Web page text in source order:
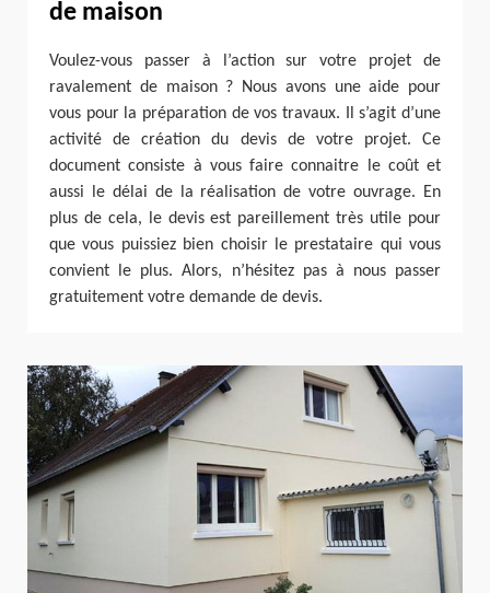
de maison
Voulez-vous passer à l’action sur votre projet de
ravalement de maison ? Nous avons une aide pour
vous pour la préparation de vos travaux. Il s’agit d’une
activité de création du devis de votre projet. Ce
document consiste à vous faire connaitre le coût et
aussi le délai de la réalisation de votre ouvrage. En
plus de cela, le devis est pareillement très utile pour
que vous puissiez bien choisir le prestataire qui vous
convient le plus. Alors, n’hésitez pas à nous passer
gratuitement votre demande de devis.